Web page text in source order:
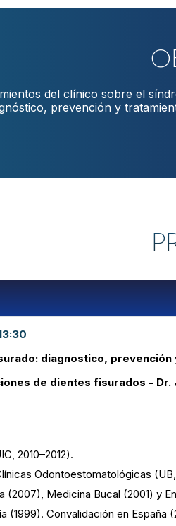
del clínico sobre el
prevención y
diagnostico, prevención
de dientes fisurados - Dr.
2010–2012).
Odontoestomatológicas
(2007), Medicina Bucal (2001) y
(1999). Convalidación en España